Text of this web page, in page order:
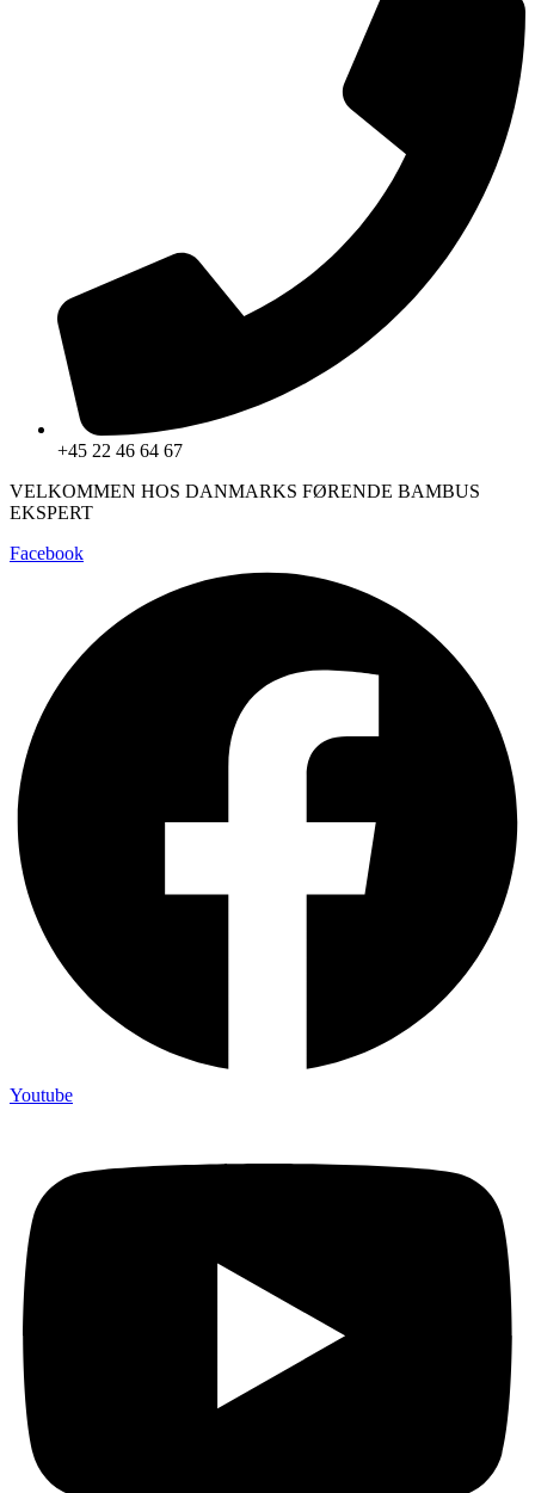
+45 22 46 64 67
VELKOMMEN HOS DANMARKS FØRENDE BAMBUS
EKSPERT
Facebook
Youtube